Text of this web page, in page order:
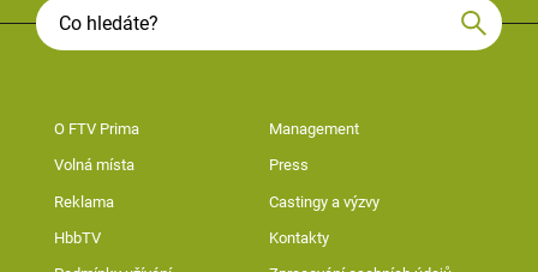
O FTV Prima Management
Volná místa Press
Reklama Castingy a výzvy
HbbTV Kontakty